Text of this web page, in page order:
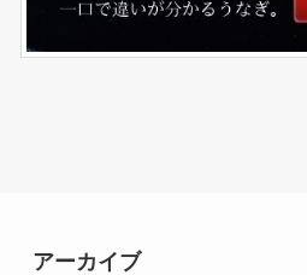
アーカイブ